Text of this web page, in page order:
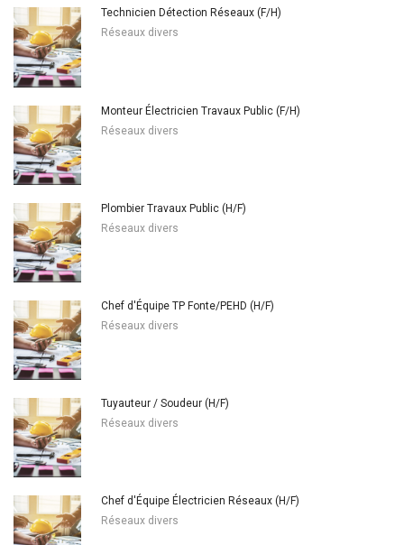
Technicien Détection Réseaux (F/H)
Réseaux divers
Monteur Électricien Travaux Public (F/H)
Réseaux divers
Plombier Travaux Public (H/F)
Réseaux divers
Chef d'Équipe TP Fonte/PEHD (H/F)
Réseaux divers
Tuyauteur / Soudeur (H/F)
Réseaux divers
Chef d'Équipe Électricien Réseaux (H/F)
Réseaux divers